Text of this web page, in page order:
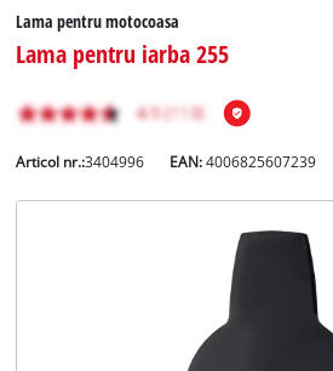
Lama pentru motocoasa
Lama pentru iarba 255
Articol nr.:3404996 EAN:4006825607239